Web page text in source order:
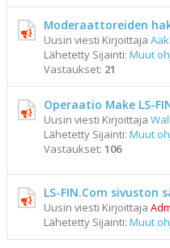
Moderaattoreiden
Uusin viesti Kirjoittaja
Lähetetty Sijainti: Muut
Vastaukset: 21
Operaatio Make LS-
Uusin viesti Kirjoittaja
Lähetetty Sijainti: Muut
Vastaukset: 106
LS-FIN.Com
Uusin viesti Kirjoittaja
Lähetetty Sijainti: Muut